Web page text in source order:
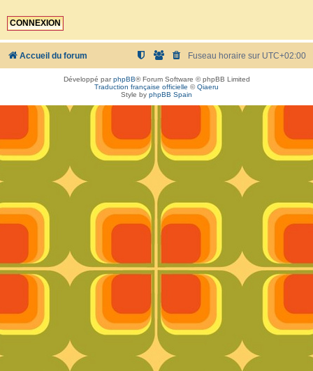
Accueil du forum Fuseau horaire sur UTC+02:00
Développé parphpBB® Forum Software © phpBB Limited
Traduction française officielle ©Qiaeru
Style by phpBB Spain